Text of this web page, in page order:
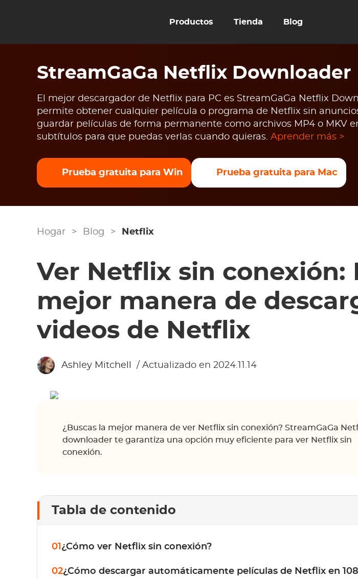
Productos Tienda Blog
StreamGaGa Netflix Downloader
El mejor descargador de Netflix para PC es StreamGaGa Netflix
permite obtener cualquier película o programa de Netflix sin
guardar películas de forma permanente como archivos MP4 o MKV
subtítulos para que puedas verlas cuando quieras. Aprender más >
Prueba gratuita para Win Prueba gratuita para Mac
Hogar > Blog > Netflix
Ver Netflix sin conexión:
mejor manera de
videos de Netflix
Ashley Mitchell / Actualizado en 2024.11.14
¿Buscas la mejor manera de ver Netflix sin conexión? StreamGaGa
downloader te garantiza una opción muy eficiente para ver Netflix sin
conexión.
Tabla de contenido
01 ¿Cómo ver Netflix sin conexión?
02¿Cómo descargar automáticamente películas de Netflix en